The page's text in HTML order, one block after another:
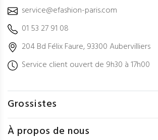
service@efashion-paris.com
01 53 27 91 08
204 Bd Félix Faure, 93300 Aubervilliers
Service client ouvert de 9h30 à 17h00
Grossistes
À propos de nous